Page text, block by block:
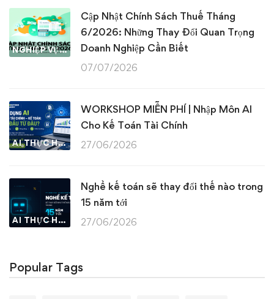
NGHIỆP VỤ KẾ TOÁN & THUẾ
Cập Nhật Chính Sách Thuế Tháng
6/2026: Những Thay Đổi Quan Trọng
Doanh Nghiệp Cần Biết
07/07/2026
AI THỰC HÀNH
WORKSHOP MIỄN PHÍ | Nhập Môn AI
Cho Kế Toán Tài Chính
27/06/2026
AI THỰC HÀNH
Nghề kế toán sẽ thay đổi thế nào trong
15 năm tới
27/06/2026
Popular Tags